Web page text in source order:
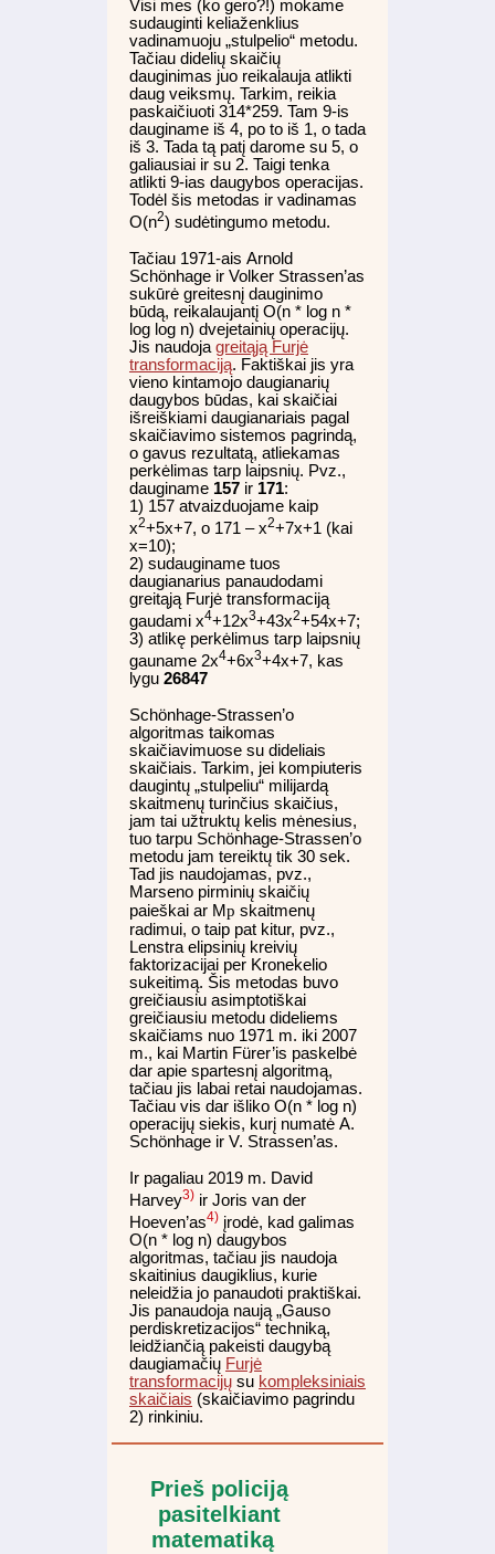
Visi mes (ko gero?!) mokame
sudauginti keliaženklius
vadinamuoju „stulpelio“ metodu.
Tačiau didelių skaičių
dauginimas juo reikalauja atlikti
daug veiksmų. Tarkim, reikia
paskaičiuoti 314*259. Tam 9-is
dauginame iš 4, po to iš 1, o tada
iš 3. Tada tą patį darome su 5, o
galiausiai ir su 2. Taigi tenka
atlikti 9-ias daugybos operacijas.
Todėl šis metodas ir vadinamas
O(n2) sudėtingumo metodu.
Tačiau 1971-ais Arnold
Schönhage ir Volker Strassen’as
sukūrė greitesnį dauginimo
būdą, reikalaujantį O(n * log n *
log log n) dvejetainių operacijų.
Jis naudoja greitąją Furjė
transformaciją. Faktiškai jis yra
vieno kintamojo daugianarių
daugybos būdas, kai skaičiai
išreiškiami daugianariais pagal
skaičiavimo sistemos pagrindą,
o gavus rezultatą, atliekamas
perkėlimas tarp laipsnių. Pvz.,
dauginame 157 ir 171:
1) 157 atvaizduojame kaip
x2+5x+7, o 171 – x2+7x+1 (kai
x=10);
2) sudauginame tuos
daugianarius panaudodami
greitąją Furjė transformaciją
gaudami x4+12x3+43x2+54x+7;
3) atlikę perkėlimus tarp laipsnių
gauname 2x4+6x3+4x+7, kas
lygu 26847
Schönhage-Strassen’o
algoritmas taikomas
skaičiavimuose su dideliais
skaičiais. Tarkim, jei kompiuteris
daugintų „stulpeliu“ milijardą
skaitmenų turinčius skaičius,
jam tai užtruktų kelis mėnesius,
tuo tarpu Schönhage-Strassen’o
metodu jam tereiktų tik 30 sek.
Tad jis naudojamas, pvz.,
Marseno pirminių skaičių
paieškai ar Mp skaitmenų
radimui, o taip pat kitur, pvz.,
Lenstra elipsinių kreivių
faktorizacijai per Kronekelio
sukeitimą. Šis metodas buvo
greičiausiu asimptotiškai
greičiausiu metodu dideliems
skaičiams nuo 1971 m. iki 2007
m., kai Martin Fürer’is paskelbė
dar apie spartesnį algoritmą,
tačiau jis labai retai naudojamas.
Tačiau vis dar išliko O(n * log n)
operacijų siekis, kurį numatė A.
Schönhage ir V. Strassen’as.
Ir pagaliau 2019 m. David
Harvey3) ir Joris van der
Hoeven’as4) įrodė, kad galimas
O(n * log n) daugybos
algoritmas, tačiau jis naudoja
skaitinius daugiklius, kurie
neleidžia jo panaudoti praktiškai.
Jis panaudoja naują „Gauso
perdiskretizacijos“ techniką,
leidžiančią pakeisti daugybą
daugiamačių Furjė
transformacijų su kompleksiniais
skaičiais (skaičiavimo pagrindu
2) rinkiniu.
Prieš policiją
pasitelkiant
matematiką